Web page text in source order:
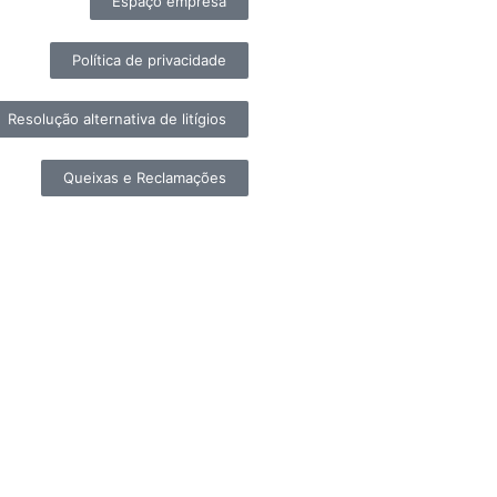
Política de privacidade
Resolução alternativa de litígios
Queixas e Reclamações